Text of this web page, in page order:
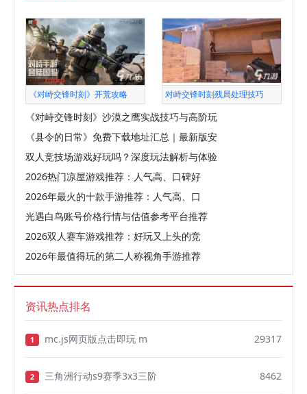
《对峙交锋时刻》开荒攻略 对峙交锋时刻残局处理技巧
《对峙交锋时刻》沙漠之鹰实战技巧与高阶玩
《县令的日常》免费下载地址汇总｜最新版安
双人竞技场游戏好玩吗？深度玩法解析与体验
2026热门凉屋游戏推荐：人气高、口碑好
2026年最火的十款手游推荐：人气高、口
光遇白鸟账号价格行情与估值参考平台推荐
2026双人赛车游戏推荐：好玩又上头的竞
2026年最值得玩的第二人称视角手游推荐
资讯热点排名
1 mc.js网页版点击即玩 m 29317
2 三角洲行动s9赛季3x3三阶 8462